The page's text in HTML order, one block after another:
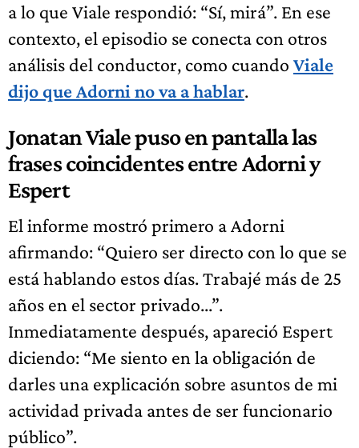
a lo que Viale respondió: “Sí, mirá”. En ese
contexto, el episodio se conecta con otros
análisis del conductor, como cuando Viale
dijo que Adorni no va a hablar.
Jonatan Viale puso en pantalla las
frases coincidentes entre Adorni y
Espert
El informe mostró primero a Adorni
afirmando: “Quiero ser directo con lo que se
está hablando estos días. Trabajé más de 25
años en el sector privado...”.
Inmediatamente después, apareció Espert
diciendo: “Me siento en la obligación de
darles una explicación sobre asuntos de mi
actividad privada antes de ser funcionario
público”.